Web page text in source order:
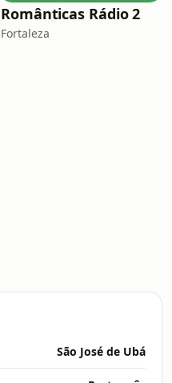
Românticas Rádio 2
Fortaleza
São José de Ubá